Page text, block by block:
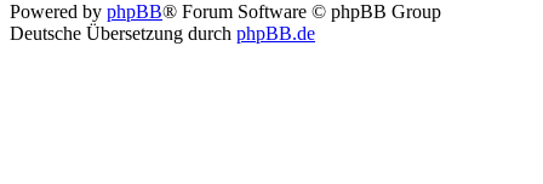
Powered by phpBB® Forum Software © phpBB Group
Deutsche Übersetzung durch phpBB.de